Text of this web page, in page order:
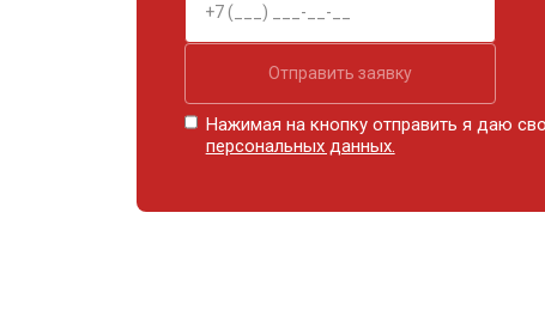
Отправить заявку
Нажимая на кнопку отправить я даю
персональных данных.